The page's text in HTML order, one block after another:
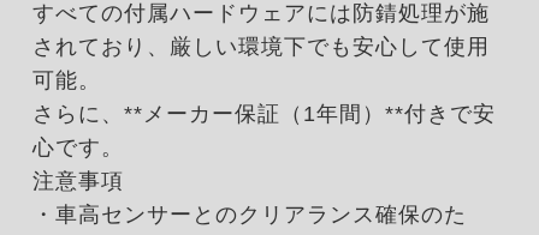
すべての付属ハードウェアには防錆処理が施
されており、厳しい環境下でも安心して使用
可能。
さらに、**メーカー保証（1年間）**付きで安
心です。
注意事項
・車高センサーとのクリアランス確保のた